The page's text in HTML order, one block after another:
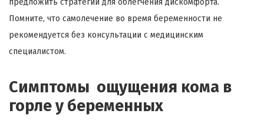
предложить стратегии для облегчения дискомфорта.
Помните, что самолечение во время беременности не
рекомендуется без консультации с медицинским
специалистом.
Симптомы ощущения кома в
горле у беременных